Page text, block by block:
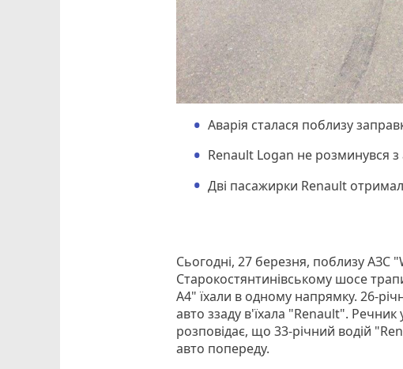
Аварія сталася поблизу
Renault Logan не розминувся
Дві пасажирки Renault
Сьогодні, 27 березня, поблизу АЗС
Старокостянтинівському шосе
A4" їхали в одному напрямку. 26-
авто ззаду в'їхала "Renault".
розповідає, що 33-річний водій
авто попереду.